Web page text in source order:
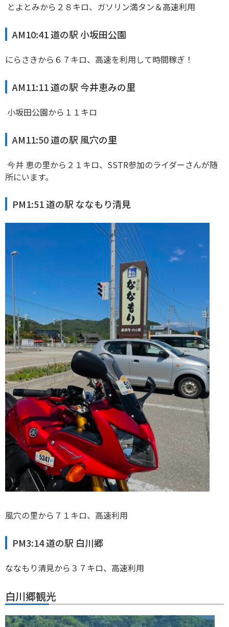
とよとみから２８キロ、ガソリン満タン＆高速利用
AM10:41 道の駅 小坂田公園
にらさきから６７キロ、高速を利用して時間稼ぎ！
AM11:11 道の駅 今井恵みの里
小坂田公園から１１キロ
AM11:50 道の駅 風穴の里
今井 恵の里から２１キロ、SSTR参加のライダーさんが随
所にいます。
PM1:51 道の駅 ななもり清見
風穴の里から７１キロ、高速利用
PM3:14 道の駅 白川郷
ななもり清見から３７キロ、高速利用
白川郷観光